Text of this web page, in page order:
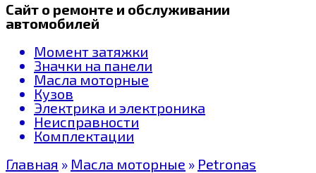
Сайт о ремонте и обслуживании
автомобилей
Момент затяжки
Значки на панели
Масла моторные
Кузов
Электрика и электроника
Неисправности
Комплектации
Главная » Масла моторные » Petronas